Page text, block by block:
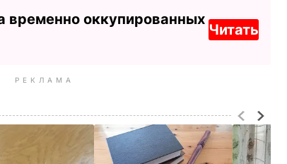
временно оккупированных
Читать
РЕКЛАМА